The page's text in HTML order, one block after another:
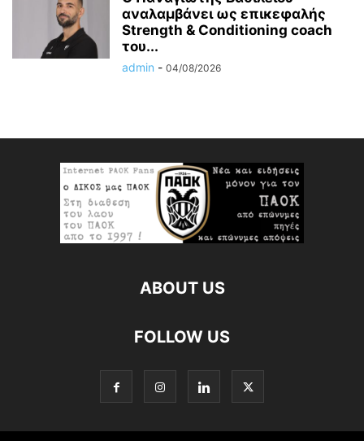
αναλαμβάνει ως επικεφαλής
Strength & Conditioning coach
του...
admin - 04/08/2026
ABOUT US
FOLLOW US